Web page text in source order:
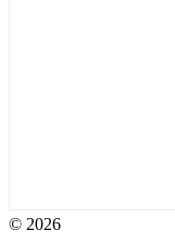
© 2026